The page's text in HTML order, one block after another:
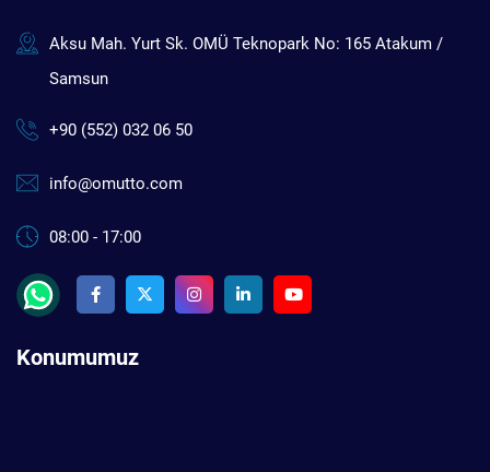
Aksu Mah. Yurt Sk. OMÜ Teknopark No: 165 Atakum /
Samsun
+90 (552) 032 06 50
info@omutto.com
08:00 - 17:00
Konumumuz